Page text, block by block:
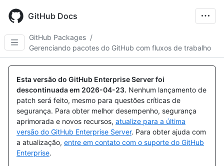
main
content
GitHub Docs
GitHub Packages /
Gerenciando pacotes do GitHub com fluxos de trabalho
Esta versão do GitHub Enterprise Server foi
descontinuada em 2026-04-23. Nenhum lançamento de
patch será feito, mesmo para questões críticas de
segurança. Para obter melhor desempenho, segurança
aprimorada e novos recursos, atualize para a última
versão do GitHub Enterprise Server. Para obter ajuda com
a atualização, entre em contato com o suporte do GitHub
Enterprise.